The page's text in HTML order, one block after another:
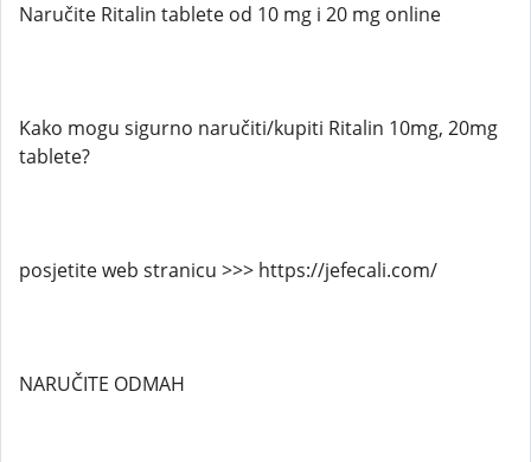
Naručite Ritalin tablete od 10 mg i 20 mg online
Kako mogu sigurno naručiti/kupiti Ritalin 10mg, 20mg
tablete?
posjetite web stranicu >>> https://jefecali.com/
NARUČITE ODMAH